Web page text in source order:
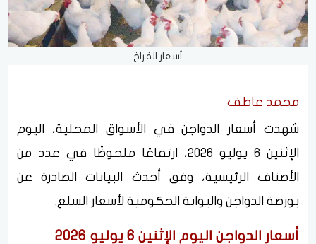
أسعار الفراخ
محمد عاطف
شهدت أسعار الدواجن في الأسواق المحلية، اليوم
الإثنين 6 يوليو 2026، ارتفاعًا ملحوظًا في عدد من
الأصناف الرئيسية، وفق أحدث البيانات الصادرة عن
بورصة الدواجن والبوابة الحكومية لأسعار السلع.
أسعار الدواجن اليوم الإثنين 6 يوليو 2026